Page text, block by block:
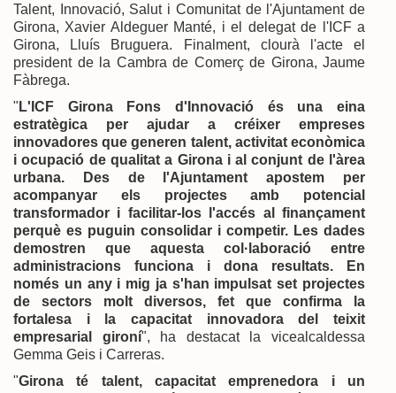
Talent, Innovació, Salut i Comunitat de l'Ajuntament de
Girona, Xavier Aldeguer Manté, i el delegat de l'ICF a
Girona, Lluís Bruguera. Finalment, clourà l'acte el
president de la Cambra de Comerç de Girona, Jaume
Fàbrega.
" L'ICF Girona Fons d'Innovació és una eina
estratègica per ajudar a créixer empreses
innovadores que generen talent, activitat econòmica
i ocupació de qualitat a Girona i al conjunt de l'àrea
urbana. Des de l'Ajuntament apostem per
acompanyar els projectes amb potencial
transformador i facilitar-los l'accés al finançament
perquè es puguin consolidar i competir. Les dades
demostren que aquesta col·laboració entre
administracions funciona i dona resultats. En
només un any i mig ja s'han impulsat set projectes
de sectors molt diversos, fet que confirma la
fortalesa i la capacitat innovadora del teixit
empresarial gironí", ha destacat la vicealcaldessa
Gemma Geis i Carreras.
"Girona té talent, capacitat emprenedora i un